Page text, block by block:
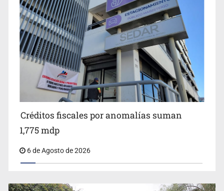
Anuncian comité ciudadano para exigir la liberación de
Ernesto Ruffo
Créditos fiscales por anomalías suman
1,775 mdp
6 de Agosto de 2026